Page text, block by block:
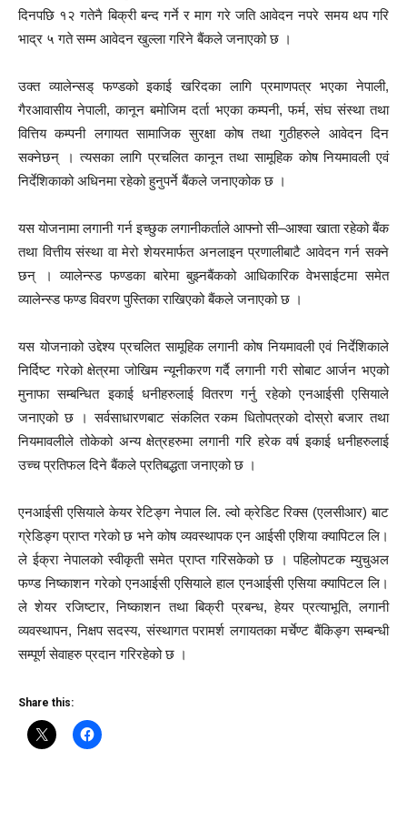
दिनपछि १२ गतेनै बिक्री बन्द गर्ने र माग गरे जति आवेदन नपरे समय थप गरि
भाद्र ५ गते सम्म आवेदन खुल्ला गरिने बैंकले जनाएको छ ।
उक्त व्यालेन्सड् फण्डको इकाई खरिदका लागि प्रमाणपत्र भएका नेपाली,
गैरआवासीय नेपाली, कानून बमोजिम दर्ता भएका कम्पनी, फर्म, संघ संस्था तथा
वित्तिय कम्पनी लगायत सामाजिक सुरक्षा कोष तथा गुठीहरुले आवेदन दिन
सक्नेछन् । त्यसका लागि प्रचलित कानून तथा सामूहिक कोष नियमावली एवं
निर्देशिकाको अधिनमा रहेको हुनुपर्ने बैंकले जनाएकोक छ ।
यस योजनामा लगानी गर्न इच्छुक लगानीकर्ताले आफ्नो सी–आश्वा खाता रहेको बैंक
तथा वित्तीय संस्था वा मेरो शेयरमार्फत अनलाइन प्रणालीबाटै आवेदन गर्न सक्ने
छन् । व्यालेन्स्ड फण्डका बारेमा बुझ्नबैंकको आधिकारिक वेभसाईटमा समेत
व्यालेन्स्ड फण्ड विवरण पुस्तिका राखिएको बैंकले जनाएको छ ।
यस योजनाको उद्देश्य प्रचलित सामूहिक लगानी कोष नियमावली एवं निर्देशिकाले
निर्दिष्ट गरेको क्षेत्रमा जोखिम न्यूनीकरण गर्दै लगानी गरी सोबाट आर्जन भएको
मुनाफा सम्बन्धित इकाई धनीहरुलाई वितरण गर्नु रहेको एनआईसी एसियाले
जनाएको छ । सर्वसाधारणबाट संकलित रकम धितोपत्रको दोस्रो बजार तथा
नियमावलीले तोकेको अन्य क्षेत्रहरुमा लगानी गरि हरेक वर्ष इकाई धनीहरुलाई
उच्च प्रतिफल दिने बैंकले प्रतिबद्धता जनाएको छ ।
एनआईसी एसियाले केयर रेटिङ्ग नेपाल लि. ल्वो क्रेडिट रिक्स (एलसीआर) बाट
ग्रेडिङ्ग प्राप्त गरेको छ भने कोष व्यवस्थापक एन आईसी एशिया क्यापिटल लि।
ले ईक्रा नेपालको स्वीकृती समेत प्राप्त गरिसकेको छ । पहिलोपटक म्युचुअल
फण्ड निष्काशन गरेको एनआईसी एसियाले हाल एनआईसी एसिया क्यापिटल लि।
ले शेयर रजिष्टार, निष्काशन तथा बिक्री प्रबन्ध, हेयर प्रत्याभूति, लगानी
व्यवस्थापन, निक्षप सदस्य, संस्थागत परामर्श लगायतका मर्चेण्ट बैंकिङ्ग सम्बन्धी
सम्पूर्ण सेवाहरु प्रदान गरिरहेको छ ।
Share this: